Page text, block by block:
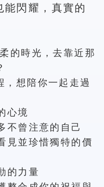
能閃耀，真實的
的時光，去靠近那
，想陪你一起走過
心境
不曾注意的自己
見並珍惜獨特的價
的力量